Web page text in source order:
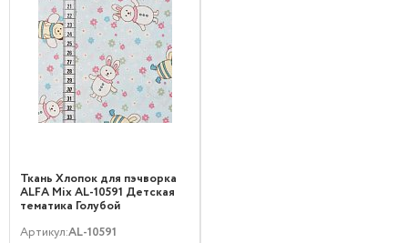
Ткань Хлопок для пэчворка
ALFA Mix AL-10591 Детская
тематика Голубой
Артикул:AL-10591